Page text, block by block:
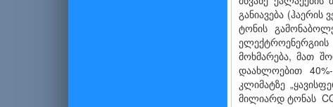
განიავება
ტონის
ელექტროენერგიის
მოხმარება, მათ
დაახლოებით
კლიმატზე
მილიარდ ტონას